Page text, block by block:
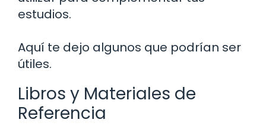
estudios.
Aquí te dejo algunos que podrían ser
útiles.
Libros y Materiales de
Referencia